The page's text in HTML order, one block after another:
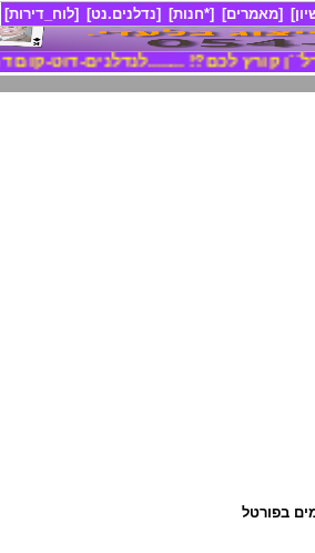
[לוח_דירות] [נדלנים.נט] [*חנות] [מאמרים]
קורץ לכם?! ........לנדלנים-דוט-קום
בפורטל